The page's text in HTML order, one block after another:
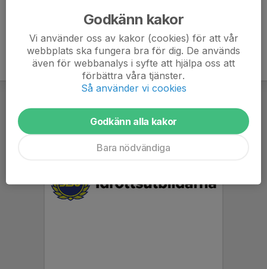
Godkänn kakor
Vi använder oss av kakor (cookies) för att vår
webbplats ska fungera bra för dig. De används
även för webbanalys i syfte att hjälpa oss att
förbättra våra tjänster.
Så använder vi cookies
Godkänn alla kakor
Bara nödvändiga